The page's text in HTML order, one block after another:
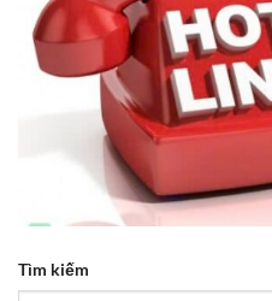
Tìm kiếm